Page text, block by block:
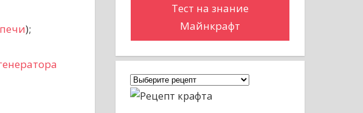
печи);
Тест на знание
Майнкрафт